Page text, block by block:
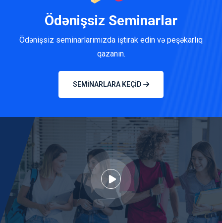
Ödənişsiz Seminarlar
Ödənişsiz seminarlarımızda iştirak edin və peşəkarlıq
qazanın.
SEMINARLARA KEÇID